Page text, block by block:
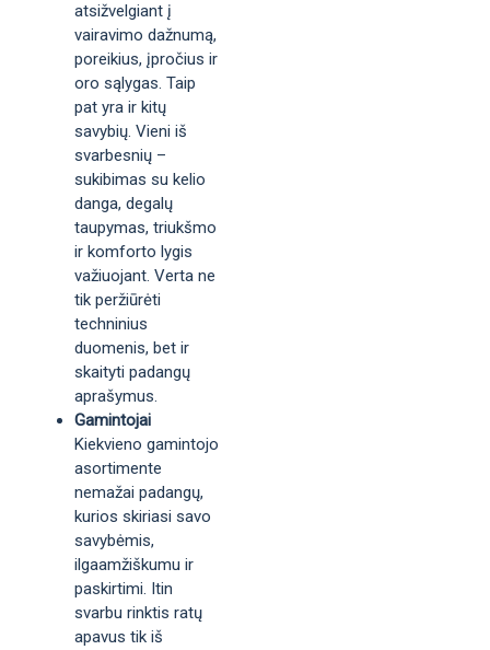
atsižvelgiant į
vairavimo dažnumą,
poreikius, įpročius ir
oro sąlygas. Taip
pat yra ir kitų
savybių. Vieni iš
svarbesnių –
sukibimas su kelio
danga, degalų
taupymas, triukšmo
ir komforto lygis
važiuojant. Verta ne
tik peržiūrėti
techninius
duomenis, bet ir
skaityti padangų
aprašymus.
Gamintojai
Kiekvieno gamintojo
asortimente
nemažai padangų,
kurios skiriasi savo
savybėmis,
ilgaamžiškumu ir
paskirtimi. Itin
svarbu rinktis ratų
apavus tik iš